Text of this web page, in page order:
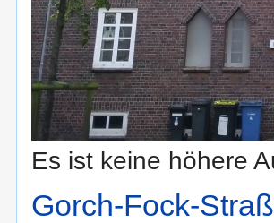
Es ist keine höhere
Gorch-Fock-